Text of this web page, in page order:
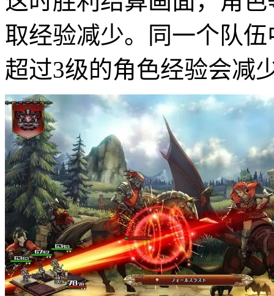
取经验减少。同一个队
超过3级的角色经验会减